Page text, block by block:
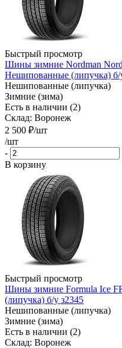
Быстрый просмотр
Шины зимние Nordman
Нешипованные (липучка) б/
Нешипованные (липучка)
Зимние (зима)
Есть в наличии (2)
Склад: Воронеж
2 500 ₽/шт
/шт
-
В корзину
Быстрый просмотр
Шины зимние Formula Ice
(липучка) б/у з2345
Нешипованные (липучка)
Зимние (зима)
Есть в наличии (2)
Склад: Воронеж